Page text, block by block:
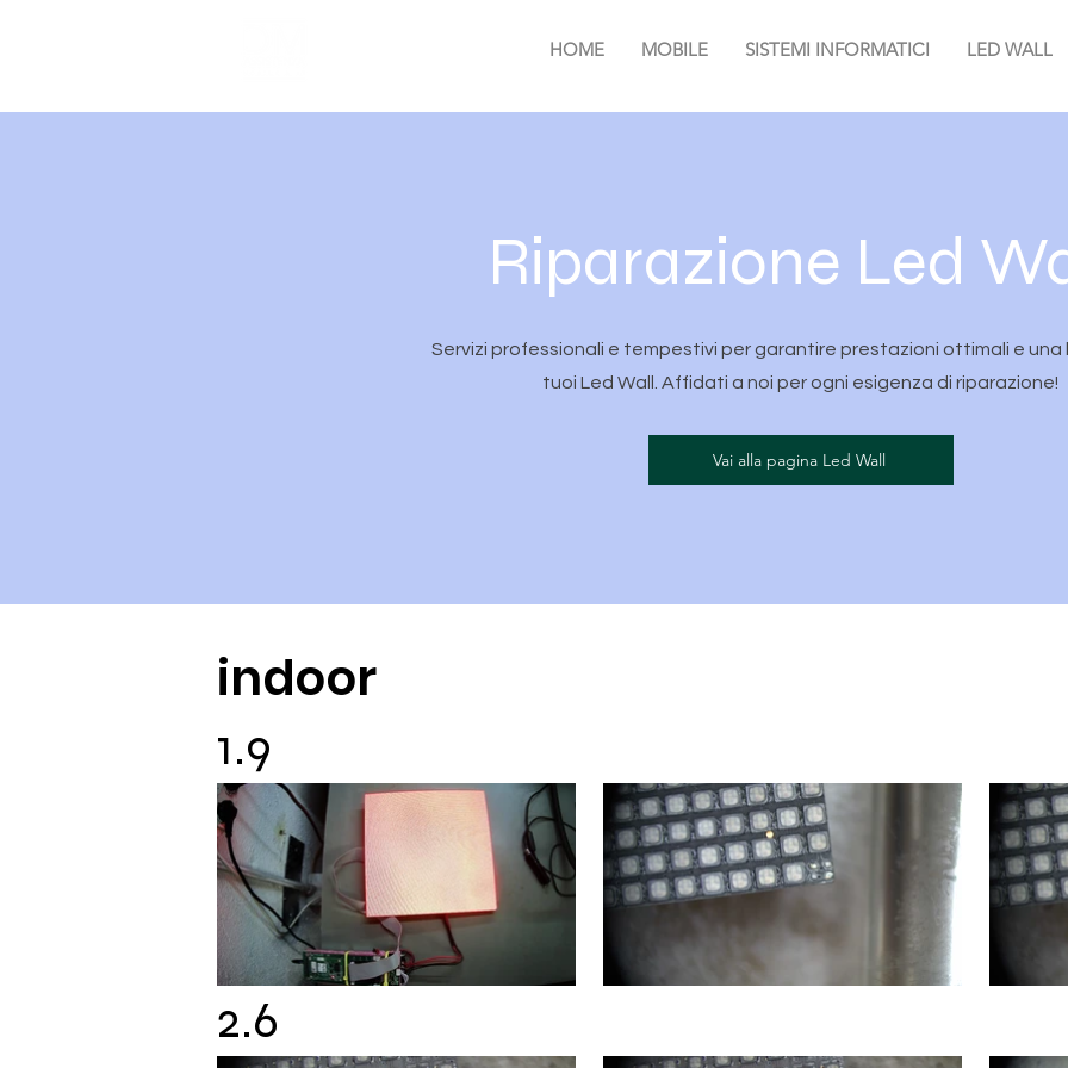
HOME MOBILE SISTEMI INFORMATICI LED WALL
Riparazione Led
Servizi professionali e tempestivi per garantire prestazioni ottimali e una
tuoi Led Wall. Affidati a noi per ogni esigenza di riparazione!
Vai alla pagina Led Wall
indoor
1.9
2.6